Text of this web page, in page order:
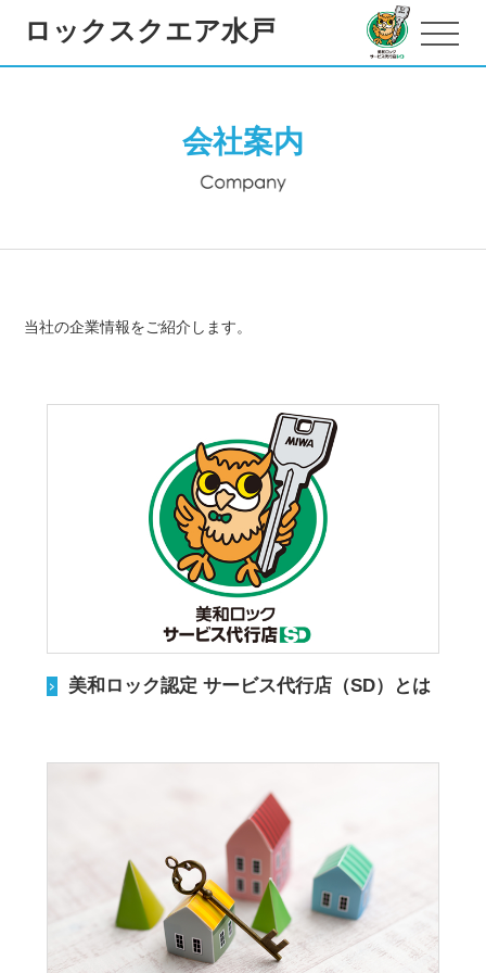
ロックスクエア水戸
会社案内
当社の企業情報をご紹介します。
美和ロック認定 サービス代行店（SD）とは